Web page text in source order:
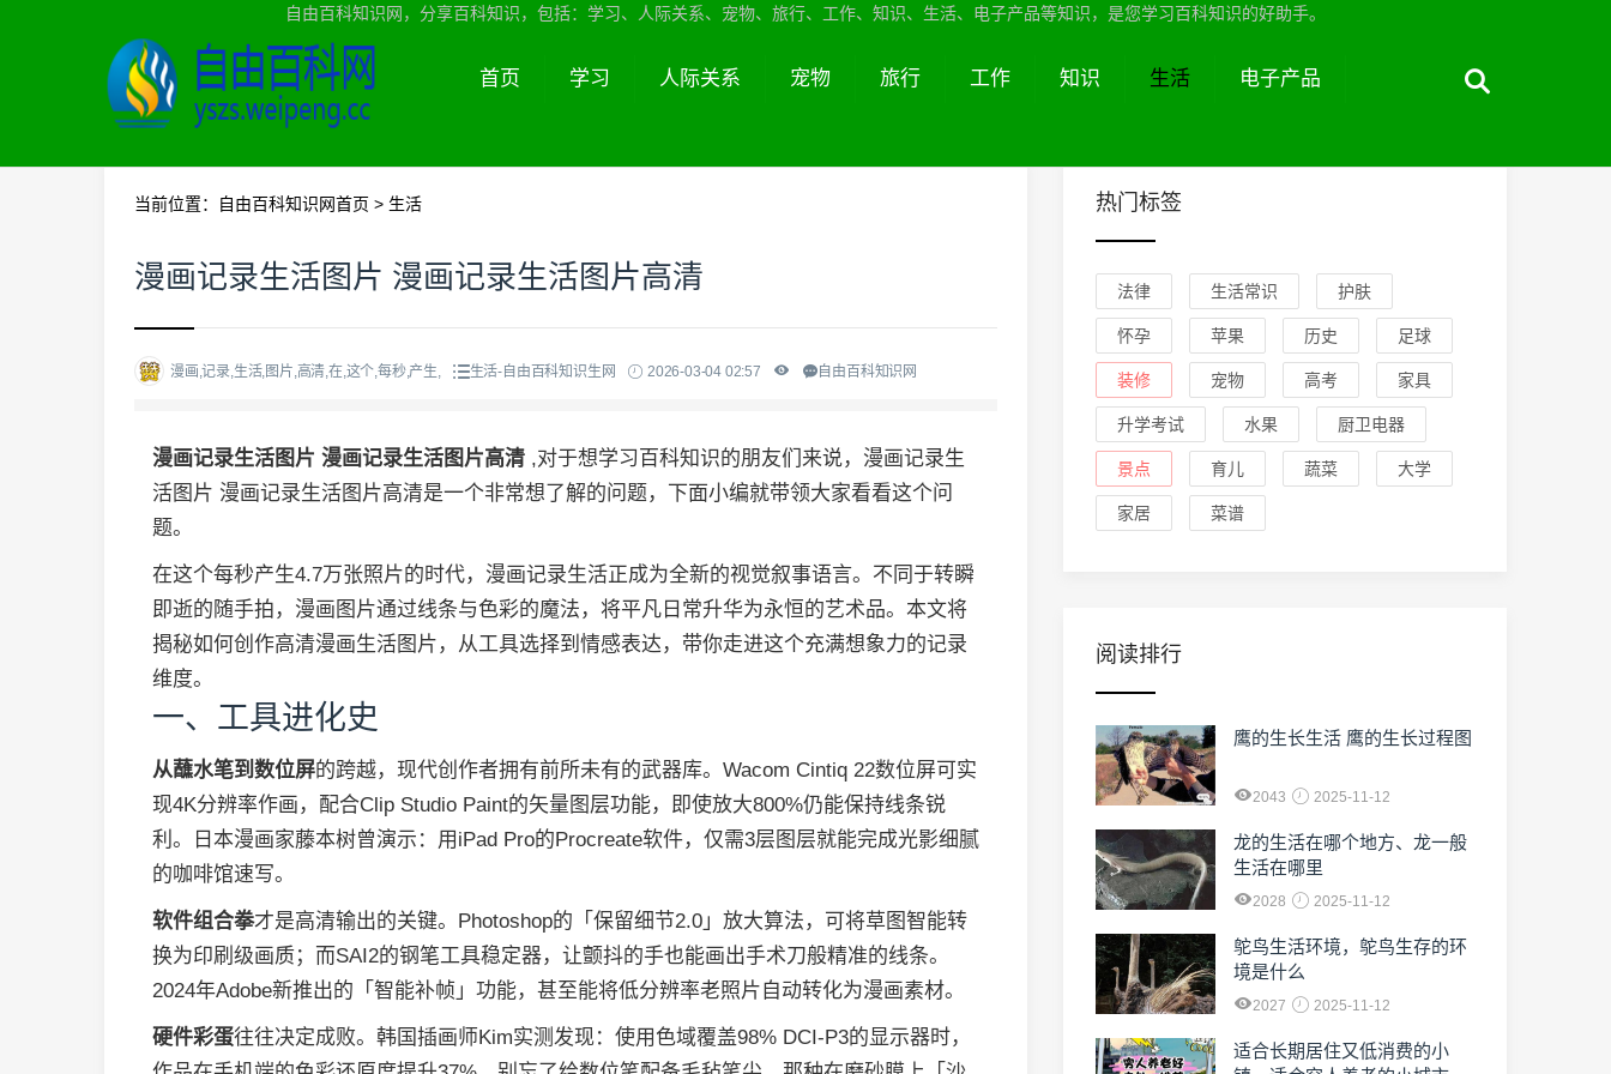
自由百科知识网，分享百科知识，包括：学习、人际关系、宠物、旅行、工作、知识、生活、电子产品等知识，是您学习百科知识的好助手。
首页 学习 人际关系 宠物 旅行 工作 知识 生活 电子产品
当前位置： 自由百科知识网首页 > 生活
漫画记录生活图片 漫画记录生活图片高清
漫画,记录,生活,图片,高清,在,这个,每秒,产生, 生活-自由百科知识生网 2026-03-04 02:57 自由百科知识网
漫画记录生活图片 漫画记录生活图片高清 ,对于想学习百科知识的朋友们来说，漫画记录生
活图片 漫画记录生活图片高清是一个非常想了解的问题，下面小编就带领大家看看这个问
题。
在这个每秒产生4.7万张照片的时代，漫画记录生活正成为全新的视觉叙事语言。不同于转瞬
即逝的随手拍，漫画图片通过线条与色彩的魔法，将平凡日常升华为永恒的艺术品。本文将
揭秘如何创作高清漫画生活图片，从工具选择到情感表达，带你走进这个充满想象力的记录
维度。
一、工具进化史
从蘸水笔到数位屏的跨越，现代创作者拥有前所未有的武器库。Wacom Cintiq 22数位屏可实
现4K分辨率作画，配合Clip Studio Paint的矢量图层功能，即使放大800%仍能保持线条锐
利。日本漫画家藤本树曾演示：用iPad Pro的Procreate软件，仅需3层图层就能完成光影细腻
的咖啡馆速写。
软件组合拳才是高清输出的关键。Photoshop的「保留细节2.0」放大算法，可将草图智能转
换为印刷级画质；而SAI2的钢笔工具稳定器，让颤抖的手也能画出手术刀般精准的线条。
2024年Adobe新推出的「智能补帧」功能，甚至能将低分辨率老照片自动转化为漫画素材。
硬件彩蛋往往决定成败。韩国插画师Kim实测发现：使用色域覆盖98% DCI-P3的显示器时，
热门标签
法律 生活常识 护肤
怀孕 苹果 历史 足球
装修 宠物 高考 家具
升学考试 水果 厨卫电器
景点 育儿 蔬菜 大学
家居 菜谱
阅读排行
鹰的生长生活 鹰的生长过程图
2043 2025-11-12
龙的生活在哪个地方、龙一般
生活在哪里
2028 2025-11-12
鸵鸟生活环境，鸵鸟生存的环
境是什么
2027 2025-11-12
适合长期居住又低消费的小